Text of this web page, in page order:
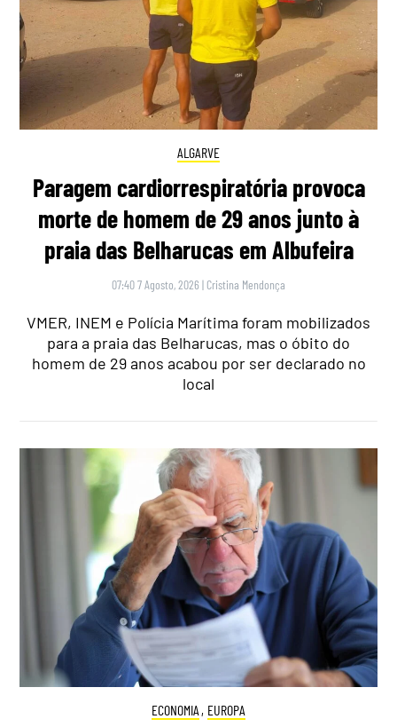
ALGARVE
Paragem cardiorrespiratória provoca
morte de homem de 29 anos junto à
praia das Belharucas em Albufeira
07:40 7 Agosto, 2026 | Cristina Mendonça
VMER, INEM e Polícia Marítima foram mobilizados
para a praia das Belharucas, mas o óbito do
homem de 29 anos acabou por ser declarado no
local
ECONOMIA , EUROPA